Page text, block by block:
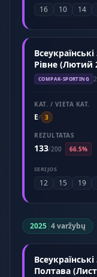
16 10 14
Рівне (Лютий
COMPAK-SPORTING
KAT. / VIETA KAT.
E/ 3
REZULTATAS
133/200 66.5%
SERIJOS
12 15 19
2025|4 varžybų
Полтава